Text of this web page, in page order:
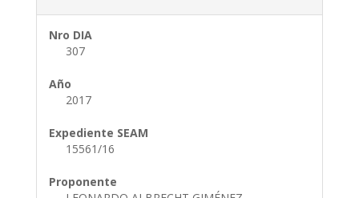
Nro DIA
307
Año
2017
Expediente SEAM
15561/16
Proponente